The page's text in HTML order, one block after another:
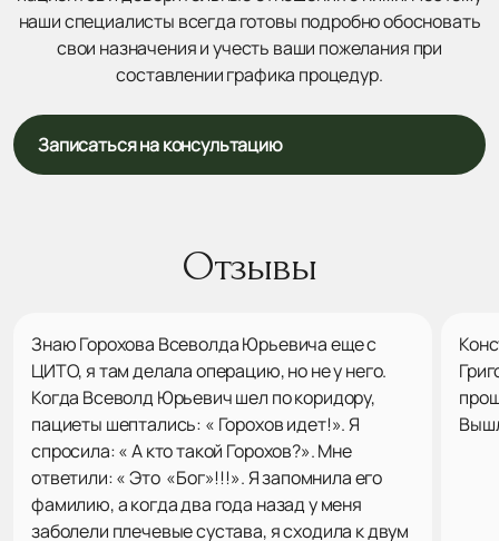
наши специалисты всегда готовы подробно обосновать
свои назначения и учесть ваши пожелания при
составлении графика процедур.
Записаться на консультацию
Отзывы
Знаю Горохова Всеволда Юрьевича еще с
ЦИТО, я там делала операцию, но не у него.
Когда Всеволд Юрьевич шел по коридору,
пациеты шептались: « Горохов идет!». Я
спросила: « А кто такой Горохов?». Мне
ответили: « Это «Бог»!!!». Я запомнила его
фамилию, а когда два года назад у меня
заболели плечевые сустава, я сходила к двум